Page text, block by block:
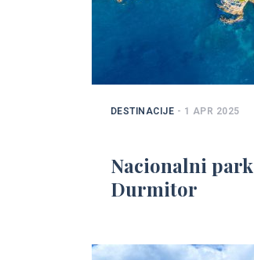
DESTINACIJE - 1 APR 2025
Nacionalni park
Durmitor